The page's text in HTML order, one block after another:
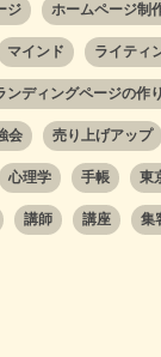
ジ ホームページ制
マインド ライティ
ンディングページの作
会 売り上げアップ
心理学 手帳 東
講師 講座 集